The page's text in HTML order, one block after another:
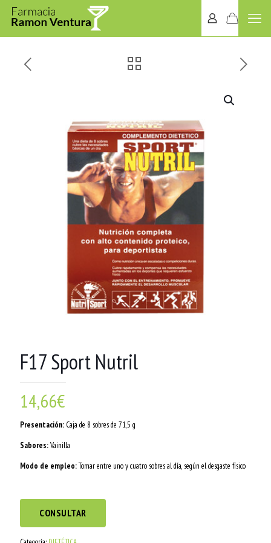
F17 Sport Nutril
14,66€
Presentación: Caja de 8 sobres de 71,5 g
Sabores:Vainilla
Modo de empleo:Tomar entre uno y cuatro sobres al día, según el desgaste físico
CONSULTAR